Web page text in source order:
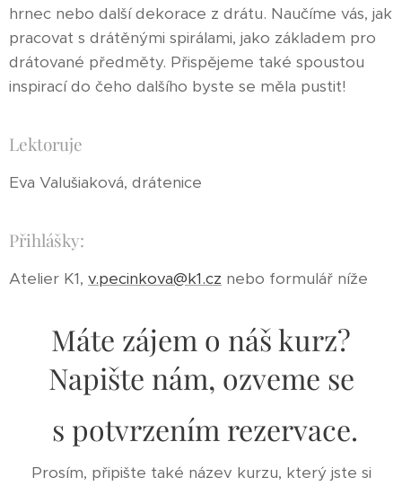
hrnec nebo další dekorace z drátu. Naučíme vás, jak
pracovat s drátěnými spirálami, jako základem pro
drátované předměty. Přispějeme také spoustou
inspirací do čeho dalšího byste se měla pustit!
Lektoruje
Eva Valušiaková, drátenice
Přihlášky:
Atelier K1, v.pecinkova@k1.cz nebo formulář níže
Máte zájem o náš kurz?
Napište nám, ozveme se
s potvrzením rezervace.
Prosím, připište také název kurzu, který jste si